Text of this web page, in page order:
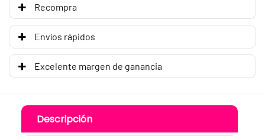
Recompra
Envíos rápidos
Excelente margen de ganancia
Descripción